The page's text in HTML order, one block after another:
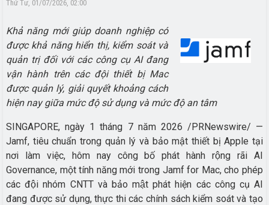
Thứ Tư, 01/07/2026, 02:00
Khả năng mới giúp doanh nghiệp có
được khả năng hiển thị, kiểm soát và
quản trị đối với các công cụ AI đang
vận hành trên các đội thiết bị Mac
được quản lý, giải quyết khoảng cách
hiện nay giữa mức độ sử dụng và mức độ an tâm
SINGAPORE, ngày 1 tháng 7 năm 2026 /PRNewswire/ —
Jamf, tiêu chuẩn trong quản lý và bảo mật thiết bị Apple tại
nơi làm việc, hôm nay công bố phát hành rộng rãi AI
Governance, một tính năng mới trong Jamf for Mac, cho phép
các đội nhóm CNTT và bảo mật phát hiện các công cụ AI
đang được sử dụng, thực thi các chính sách kiểm soát và tạo